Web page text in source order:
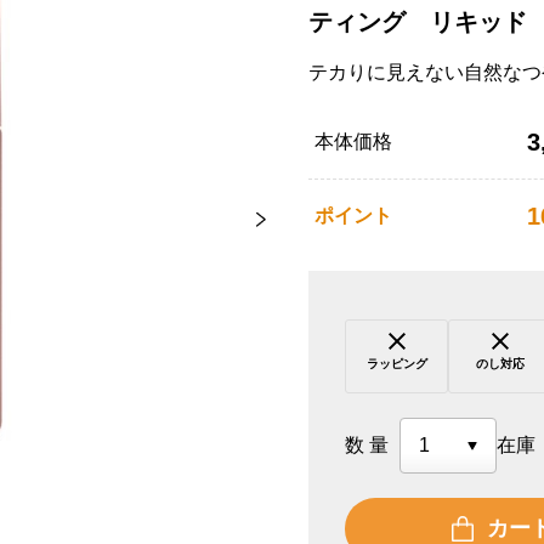
ティング リキッド
テカりに見えない自然な
本体価格
ポイント
ラッピング のし対応
数量 在庫
カー